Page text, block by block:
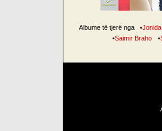
Albume të tjerë nga •
•Saimir Braho •